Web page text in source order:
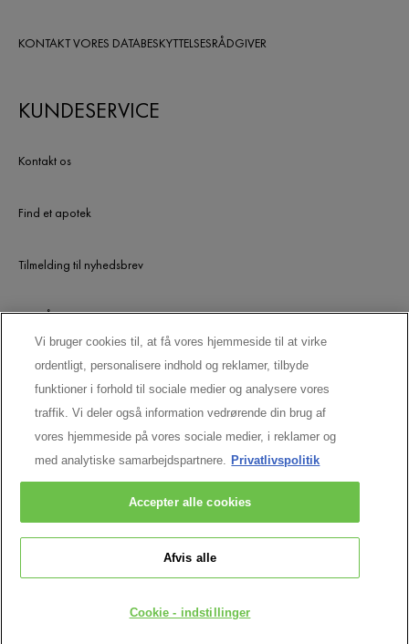
KONTAKT VORES DATABESKYTTELSESRÅDGIVER
KUNDESERVICE
Kontakt os
Find et apotek
Tilmelding til nyhedsbrev
UDGÅEDE PRODUKTER
LAD OS HOLDE KONTAKTEN
© VICHY INC. 2026. ALLE RETTIGHEDER
Vi bruger cookies til, at få vores hjemmeside til at virke
ordentligt, personalisere indhold og reklamer, tilbyde
funktioner i forhold til sociale medier og analysere vores
traffik. Vi deler også information vedrørende din brug af
vores hjemmeside på vores sociale medier, i reklamer og
med analytiske samarbejdspartnere. Privatlivspolitik
Cookie - indstillinger
Afvis alle
Accepter alle cookies